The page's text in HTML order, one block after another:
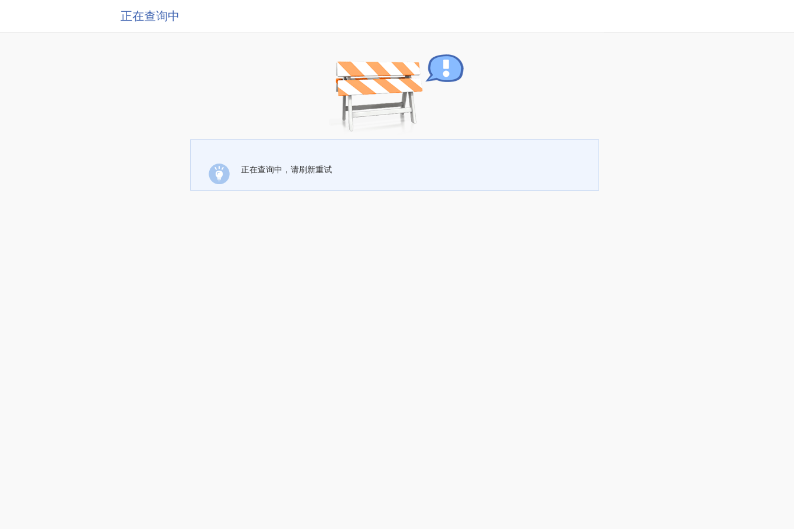
正在查询中
正在查询中，请刷新重试